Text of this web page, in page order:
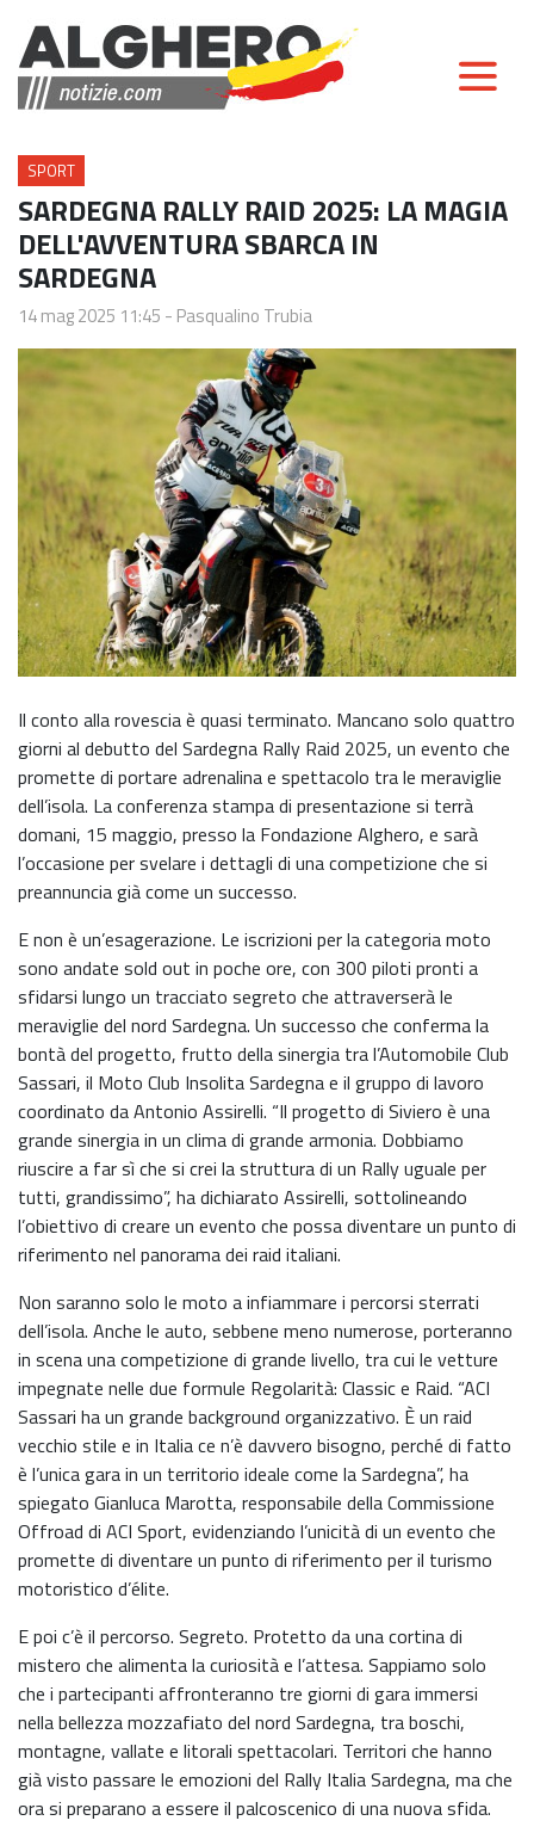
SPORT
SARDEGNA RALLY RAID 2025: LA MAGIA
DELL'AVVENTURA SBARCA IN
SARDEGNA
14 mag 2025 11:45 - Pasqualino Trubia
Il conto alla rovescia è quasi terminato. Mancano solo quattro
giorni al debutto del Sardegna Rally Raid 2025, un evento che
promette di portare adrenalina e spettacolo tra le meraviglie
dell’isola. La conferenza stampa di presentazione si terrà
domani, 15 maggio, presso la Fondazione Alghero, e sarà
l’occasione per svelare i dettagli di una competizione che si
preannuncia già come un successo.
E non è un’esagerazione. Le iscrizioni per la categoria moto
sono andate sold out in poche ore, con 300 piloti pronti a
sfidarsi lungo un tracciato segreto che attraverserà le
meraviglie del nord Sardegna. Un successo che conferma la
bontà del progetto, frutto della sinergia tra l’Automobile Club
Sassari, il Moto Club Insolita Sardegna e il gruppo di lavoro
coordinato da Antonio Assirelli. “Il progetto di Siviero è una
grande sinergia in un clima di grande armonia. Dobbiamo
riuscire a far sì che si crei la struttura di un Rally uguale per
tutti, grandissimo”, ha dichiarato Assirelli, sottolineando
l’obiettivo di creare un evento che possa diventare un punto di
riferimento nel panorama dei raid italiani.
Non saranno solo le moto a infiammare i percorsi sterrati
dell’isola. Anche le auto, sebbene meno numerose, porteranno
in scena una competizione di grande livello, tra cui le vetture
impegnate nelle due formule Regolarità: Classic e Raid. “ACI
Sassari ha un grande background organizzativo. È un raid
vecchio stile e in Italia ce n’è davvero bisogno, perché di fatto
è l’unica gara in un territorio ideale come la Sardegna”, ha
spiegato Gianluca Marotta, responsabile della Commissione
Offroad di ACI Sport, evidenziando l’unicità di un evento che
promette di diventare un punto di riferimento per il turismo
motoristico d’élite.
E poi c’è il percorso. Segreto. Protetto da una cortina di
mistero che alimenta la curiosità e l’attesa. Sappiamo solo
che i partecipanti affronteranno tre giorni di gara immersi
nella bellezza mozzafiato del nord Sardegna, tra boschi,
montagne, vallate e litorali spettacolari. Territori che hanno
già visto passare le emozioni del Rally Italia Sardegna, ma che
ora si preparano a essere il palcoscenico di una nuova sfida.